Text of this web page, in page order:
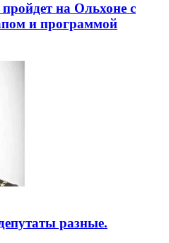
на Ольхоне с
и программой
разные.